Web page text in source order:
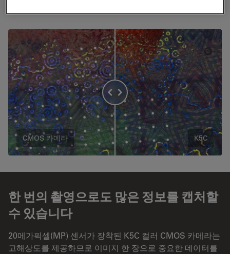
CMOS 카메라 K5C
한 번의 촬영으로도 많은 정보를 캡처할
수 있습니다
20메가픽셀(MP) 센서가 장착된 K5C 컬러 CMOS 카메라는
고해상도를 제공하므로 이미지 한 장으로 중요한 데이터를